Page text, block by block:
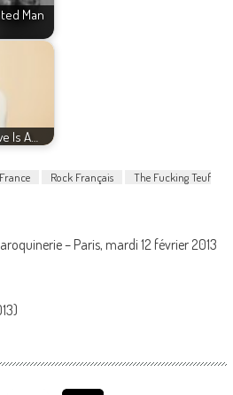
Man
Is A…
France Rock Français
The Fucking Teuf
– Paris, mardi 12 février 2013